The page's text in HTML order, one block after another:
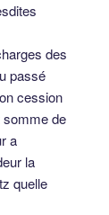
des
passé
cession
somme de
a
la
quelle